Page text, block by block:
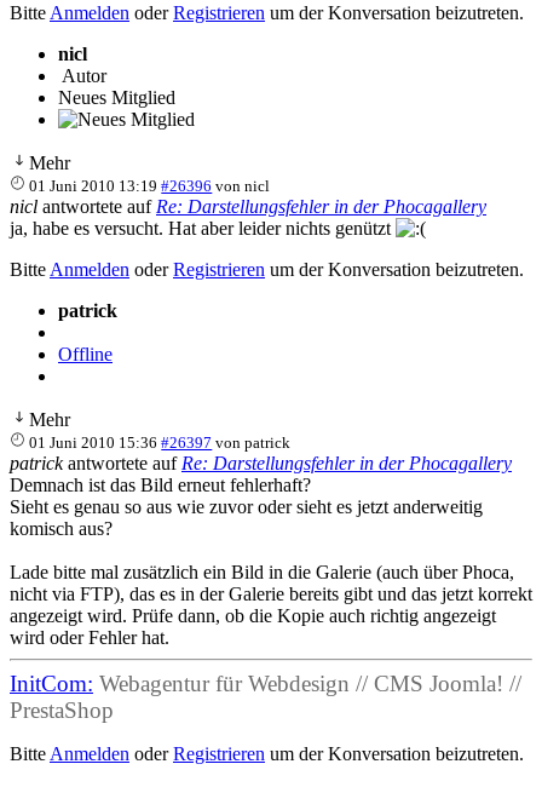
Bitte Anmelden oderRegistrieren um der Konversation beizutreten.
nicl
Autor
Neues Mitglied
Mehr
01 Juni 2010 13:19 #26396 vonnicl
nicl antwortete auf Re: Darstellungsfehler in der Phocagallery
ja, habe es versucht. Hat aber leider nichts genützt
Bitte Anmelden oderRegistrieren um der Konversation beizutreten.
patrick
Offline
Mehr
01 Juni 2010 15:36 #26397 vonpatrick
patrickantwortete auf Re: Darstellungsfehler in der Phocagallery
Demnach ist das Bild erneut fehlerhaft?
Sieht es genau so aus wie zuvor oder sieht es jetzt anderweitig
komisch aus?
Lade bitte mal zusätzlich ein Bild in die Galerie (auch über Phoca,
nicht via FTP), das es in der Galerie bereits gibt und das jetzt korrekt
angezeigt wird. Prüfe dann, ob die Kopie auch richtig angezeigt
wird oder Fehler hat.
InitCom: Webagentur für Webdesign // CMS Joomla! //
PrestaShop
Bitte Anmelden oderRegistrieren um der Konversation beizutreten.